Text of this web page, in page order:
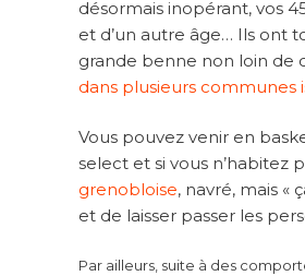
désormais inopérant, vos
et d’un autre âge… Ils ont
grande benne non loin de
dans plusieurs communes
Vous pouvez venir en
select et si vous n’habitez
grenobloise, navré, mais «
et de laisser passer les
Par ailleurs, suite à des